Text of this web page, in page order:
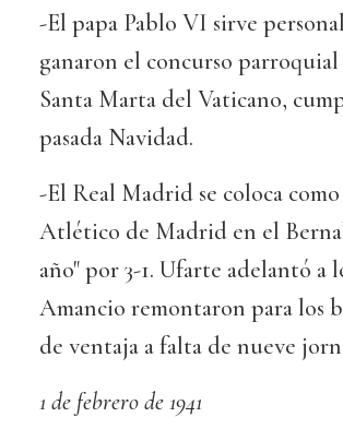
-El papa Pablo VI sirve
ganaron el concurso
Santa Marta del Vaticano,
pasada Navidad.
-El Real Madrid se coloca
Atlético de Madrid en el
año" por 3-1. Ufarte adelantó
Amancio remontaron para los
de ventaja a falta de nueve
1 de febrero de 1941